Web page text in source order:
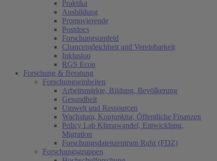
Praktika
Ausbildung
Promovierende
Postdocs
Forschungsumfeld
Chancengleichheit und Vereinbarkeit
Inklusion
RGS Econ
Forschung & Beratung
Forschungseinheiten
Arbeitsmärkte, Bildung, Bevölkerung
Gesundheit
Umwelt und Ressourcen
Wachstum, Konjunktur, Öffentliche Finanzen
Policy Lab Klimawandel, Entwicklung,
Migration
Forschungsdatenzentrum Ruhr (FDZ)
Forschungsgruppen